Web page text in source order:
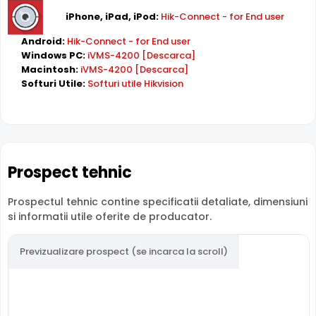
Intrari Audio
Camera HikVision DS-2CD2143G2-LSU-2.8mm are intrari
audio, la care puteti conecta microfoane, permitand
Camera HikVision DS-2CD2143G2-LSU-2.8mm are o
poate fi reglat in momentul instalarii, fiind pretabila in
supravegherea generala a zonelor. Distanta focala este
de 2.8 mm.
iPhone, iPad, iPod: Hik-Connect - for End user
Android: Hik-Connect - for End user
Windows PC: iVMS-4200 [Descarca]
Macintosh: iVMS-4200 [Descarca]
Softuri Utile: Softuri utile Hikvision
Prospect tehnic
Prospectul tehnic contine specificatii detaliate, dimensiuni
si informatii utile oferite de producator.
Previzualizare prospect (se incarca la scroll)